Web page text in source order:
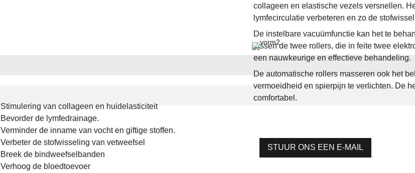
collageen en elastische vezels versnellen.
lymfecirculatie verbeteren en zo de
De instelbare vacuümfunctie kan het te
tussen de twee rollers, die in feite twee
een nauwkeurige en effectieve behandeling.
De automatische rollers masseren ook het
vermoeidheid en spierpijn te verlichten. De
comfortabel.
STUUR ONS EEN E-MAIL
Stimulering van collageen en huidelasticiteit
Bevorder de lymfedrainage.
Verminder de inname van vocht en giftige stoffen.
Verbeter de stofwisseling van vetweefsel
Breek de bindweefselbanden
Verhoog de bloedtoevoer